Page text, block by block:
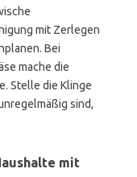
mit Zerlegen
Bei
mache die
Stelle die Klinge
sind,
mit